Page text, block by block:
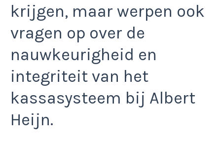
krijgen, maar werpen ook
vragen op over de
nauwkeurigheid en
integriteit van het
kassasysteem bij Albert
Heijn.